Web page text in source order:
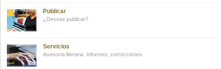
Publicar
¿Deseas publicar?
Servicios
Asesoría literaria. Informes, correcciones